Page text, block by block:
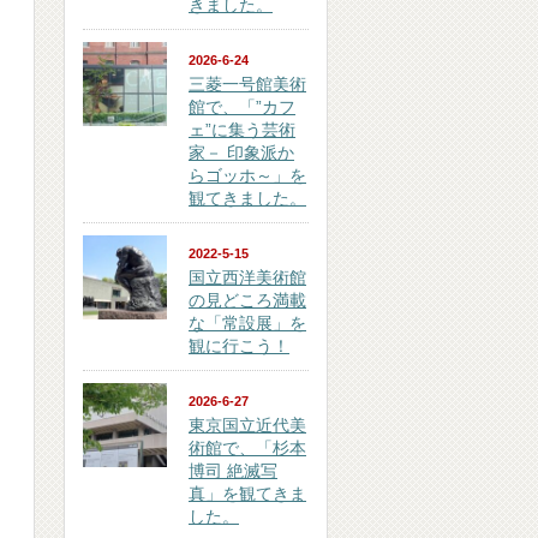
きました。
2026-6-24
三菱一号館美術
館で、「”カフ
ェ”に集う芸術
家－ 印象派か
らゴッホ～」を
観てきました。
2022-5-15
国立西洋美術館
の見どころ満載
な「常設展」を
観に行こう！
2026-6-27
東京国立近代美
術館で、「杉本
博司 絶滅写
真」を観てきま
した。